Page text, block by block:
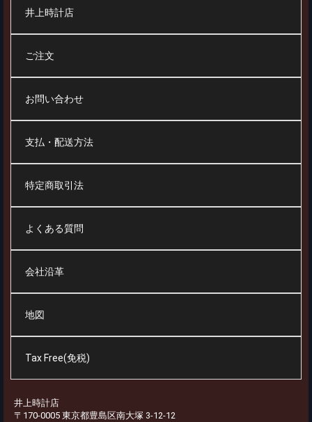
井上時計店
ご注文
お問い合わせ
支払・配送方法
特定商取引法
よくある質問
会社沿革
地図
Tax Free(免税)
井上時計店
〒170-0005 東京都豊島区南大塚 3-12-12